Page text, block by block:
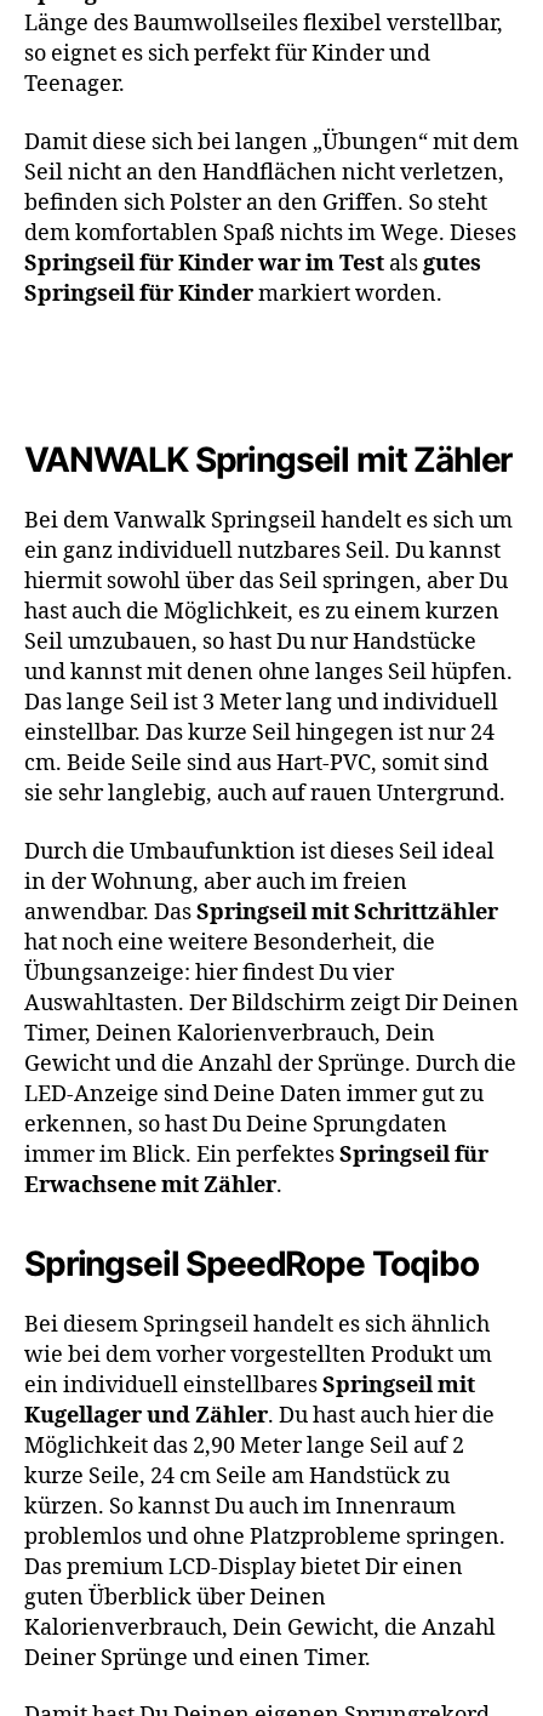
Länge des Baumwollseiles flexibel verstellbar,
so eignet es sich perfekt für Kinder und
Teenager.
Damit diese sich bei langen „Übungen“ mit dem
Seil nicht an den Handflächen nicht verletzen,
befinden sich Polster an den Griffen. So steht
dem komfortablen Spaß nichts im Wege. Dieses
Springseil für Kinder war im Test als gutes
Springseil für Kindermarkiert worden.
VANWALK Springseil mit Zähler
Bei dem Vanwalk Springseil handelt es sich um
ein ganz individuell nutzbares Seil. Du kannst
hiermit sowohl über das Seil springen, aber Du
hast auch die Möglichkeit, es zu einem kurzen
Seil umzubauen, so hast Du nur Handstücke
und kannst mit denen ohne langes Seil hüpfen.
Das lange Seil ist 3 Meter lang und individuell
einstellbar. Das kurze Seil hingegen ist nur 24
cm. Beide Seile sind aus Hart-PVC, somit sind
sie sehr langlebig, auch auf rauen Untergrund.
Durch die Umbaufunktion ist dieses Seil ideal
in der Wohnung, aber auch im freien
anwendbar. DasSpringseil mit Schrittzähler
hat noch eine weitere Besonderheit, die
Übungsanzeige: hier findest Du vier
Auswahltasten. Der Bildschirm zeigt Dir Deinen
Timer, Deinen Kalorienverbrauch, Dein
Gewicht und die Anzahl der Sprünge. Durch die
LED-Anzeige sind Deine Daten immer gut zu
erkennen, so hast Du Deine Sprungdaten
immer im Blick. Ein perfektesSpringseil für
Erwachsene mit Zähler.
Springseil SpeedRope Toqibo
Bei diesem Springseil handelt es sich ähnlich
wie bei dem vorher vorgestellten Produkt um
ein individuell einstellbaresSpringseil mit
Kugellager und Zähler. Du hast auch hier die
Möglichkeit das 2,90 Meter lange Seil auf 2
kurze Seile, 24 cm Seile am Handstück zu
kürzen. So kannst Du auch im Innenraum
problemlos und ohne Platzprobleme springen.
Das premium LCD-Display bietet Dir einen
guten Überblick über Deinen
Kalorienverbrauch, Dein Gewicht, die Anzahl
Deiner Sprünge und einen Timer.